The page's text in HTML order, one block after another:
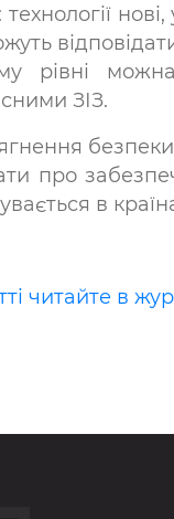
рівні
ЗІЗ.
про
в
читайте в